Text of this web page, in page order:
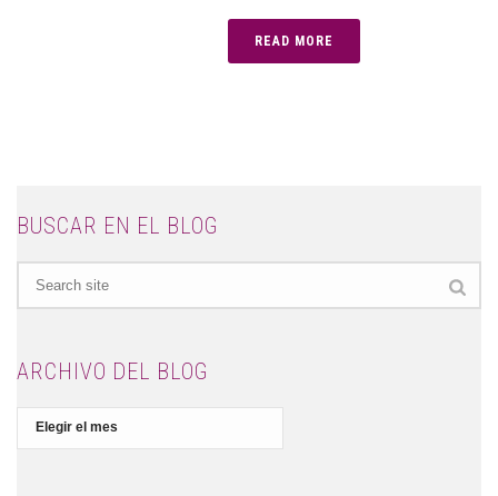
READ MORE
BUSCAR EN EL BLOG
ARCHIVO DEL BLOG
Archivo
del